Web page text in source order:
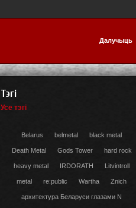
Далучыць
Тэгі
Усе тэгі
Belarus belmetal black metal
Death Metal Gods Tower hard rock
heavy metal IRDORATH Litvintroll
metal re:public Wartha Znich
архитектура Беларуси глазами N